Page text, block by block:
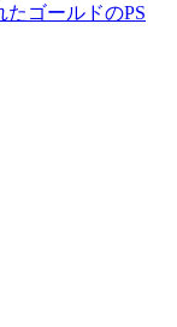
ゴールドのPS